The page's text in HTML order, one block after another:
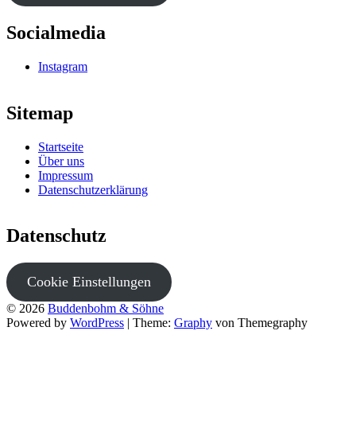
Socialmedia
Instagram
Sitemap
Startseite
Über uns
Impressum
Datenschutzerklärung
Datenschutz
Cookie Einstellungen
© 2026 Buddenbohm & Söhne
Powered by WordPress | Theme: Graphy von Themegraphy